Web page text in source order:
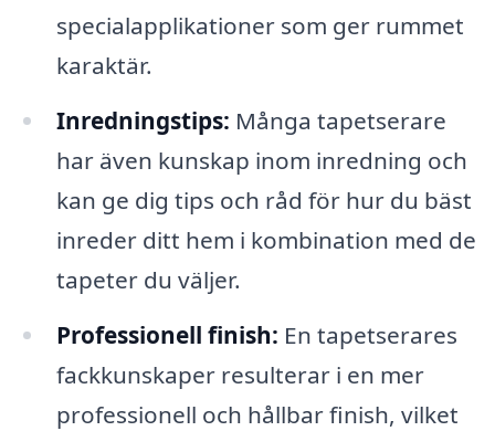
specialapplikationer som ger rummet
karaktär.
Inredningstips: Många tapetserare
har även kunskap inom inredning och
kan ge dig tips och råd för hur du bäst
inreder ditt hem i kombination med de
tapeter du väljer.
Professionell finish: En tapetserares
fackkunskaper resulterar i en mer
professionell och hållbar finish, vilket